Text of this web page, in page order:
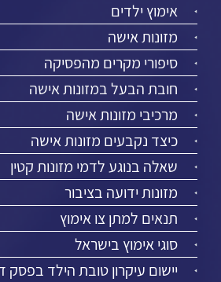
אימוץ ילדים
מזונות אישה
סיפורי מקרים מהפסיקה
חובת הבעל במזונות אישה
מרכיבי מזונות אישה
כיצד נקבעים מזונות אישה
שאלה בנוגע לדמי מזונות קטין
מזונות ידועה בציבור
תנאים למתן צו אימוץ
סוגי אימוץ בישראל
יישום עיקרון טובת הילד בפסק